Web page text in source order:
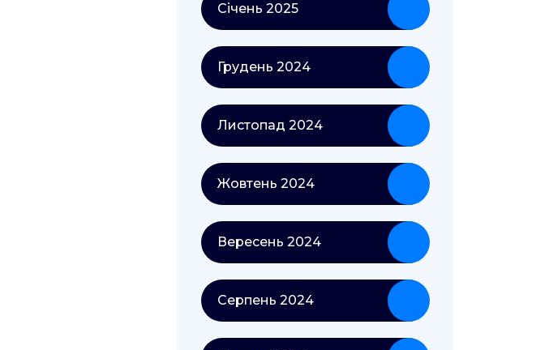
Січень 2025
Грудень 2024
Листопад 2024
Жовтень 2024
Вересень 2024
Серпень 2024